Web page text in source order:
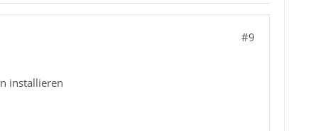
#9
installieren